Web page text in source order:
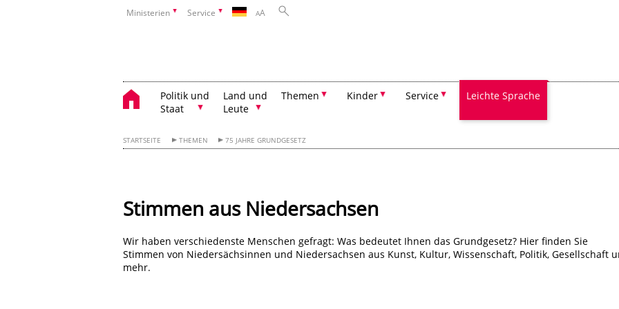
Ministerien Service AA
Politik und
Staat
Land und
Leute
Themen Kinder Service Leichte Sprache
STARTSEITE THEMEN 75 JAHRE GRUNDGESETZ
Stimmen aus Niedersachsen
Wir haben verschiedenste Menschen gefragt: Was bedeutet Ihnen das Grundgesetz? Hier finden Sie
Stimmen von Niedersächsinnen und Niedersachsen aus Kunst, Kultur, Wissenschaft, Politik, Gesellschaft
mehr.